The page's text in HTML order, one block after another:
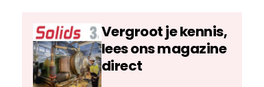
Vergroot je kennis,
lees ons magazine
direct